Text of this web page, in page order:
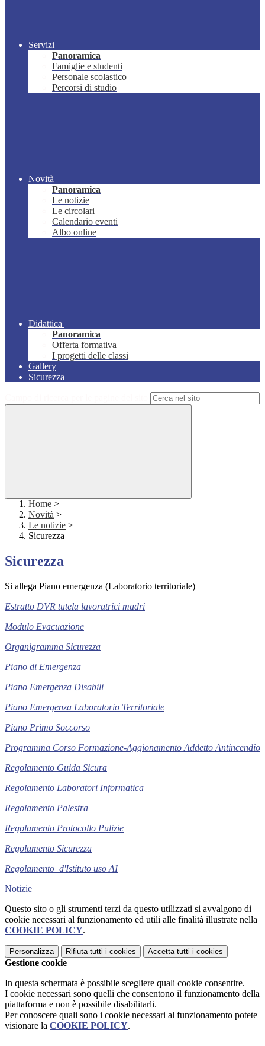
Servizi
Panoramica
Famiglie e studenti
Personale scolastico
Percorsi di studio
Novità
Panoramica
Le notizie
Le circolari
Calendario eventi
Albo online
Didattica
Panoramica
Offerta formativa
I progetti delle classi
Gallery
Sicurezza
Home >
Novità >
Le notizie >
Sicurezza
Sicurezza
Si allega Piano emergenza (Laboratorio territoriale)
Estratto DVR tutela lavoratrici madri
Modulo Evacuazione
Organigramma Sicurezza
Piano di Emergenza
Piano Emergenza Disabili
Piano Emergenza Laboratorio Territoriale
Piano Primo Soccorso
Programma Corso Formazione-Aggionamento Addetto Antincendio
Regolamento Guida Sicura
Regolamento Laboratori Informatica
Regolamento Palestra
Regolamento Protocollo Pulizie
Regolamento Sicurezza
Regolamento d'Istituto uso AI
Notizie
Questo sito o gli strumenti terzi da questo utilizzati si avvalgono di
cookie necessari al funzionamento ed utili alle finalità illustrate nella
COOKIE POLICY.
Personalizza Rifiuta tutti i cookies Accetta tutti i cookies
Gestione cookie
In questa schermata è possibile scegliere quali cookie consentire.
I cookie necessari sono quelli che consentono il funzionamento della
piattaforma e non è possibile disabilitarli.
Per conoscere quali sono i cookie necessari al funzionamento potete
visionare la COOKIE POLICY.